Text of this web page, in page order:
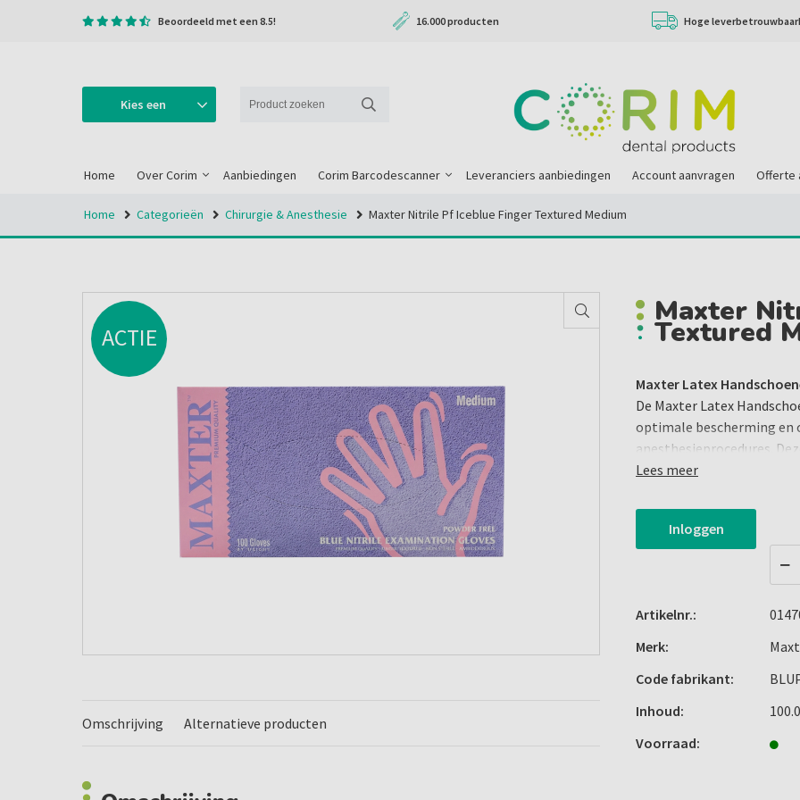
Beoordeeld met een 8.5! 16.000 producten Hoge
Kies een
Home Over Corim Aanbiedingen Corim Barcodescanner Leveranciers aanbiedingen Account aanvragen Offerte
Home Categorieën Chirurgie & Anesthesie Maxter Nitrile Pf Iceblue Finger Textured Medium
ACTIE
Omschrijving Alternatieve producten
Maxter
Textured
Maxter Latex
De Maxter Latex
optimale bescherming en
anesthesieprocedures.
stevig, natuurlijk latex en
tastgevoeligheid,
hun comfortabele
draagcomfort zonder de
Belangrijkste Kenmerken:
Materiaal: Natuurlijke
Maat: Medium
Grip: Uitstekende grip
Comfort: Hoge
Lees meer
Inloggen
Artikelnr.:
Merk:
Code fabrikant:
Inhoud:
Voorraad: